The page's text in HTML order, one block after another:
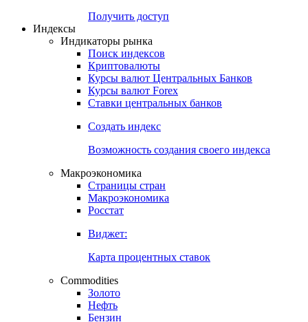
Получить доступ
Индексы
Индикаторы рынка
Поиск индексов
Криптовалюты
Курсы валют Центральных Банков
Курсы валют Forex
Ставки центральных банков
Создать индекс
Возможность создания своего индекса
Макроэкономика
Страницы стран
Макроэкономика
Росстат
Виджет:
Карта процентных ставок
Commodities
Золото
Нефть
Бензин